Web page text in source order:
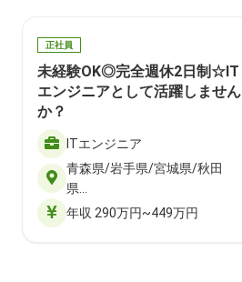
正社員
未経験OK◎完全週休2日制☆IT
エンジニアとして活躍しません
か？
ITエンジニア
青森県/岩手県/宮城県/秋田
県…
年収 290万円~449万円